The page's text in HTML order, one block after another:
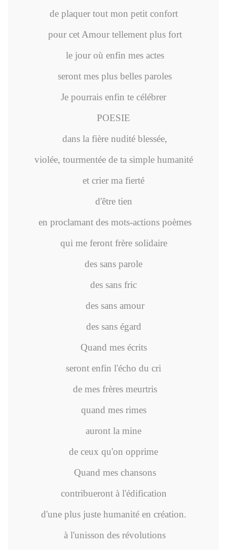
de plaquer tout mon petit confort
pour cet Amour tellement plus fort
le jour où enfin mes actes
seront mes plus belles paroles
Je pourrais enfin te célébrer
POESIE
dans la fière nudité blessée,
violée, tourmentée de ta simple humanité
et crier ma fierté
d'être tien
en proclamant des mots-actions poèmes
qui me feront frère solidaire
des sans parole
des sans fric
des sans amour
des sans égard
Quand mes écrits
seront enfin l'écho du cri
de mes frères meurtris
quand mes rimes
auront la mine
de ceux qu'on opprime
Quand mes chansons
contribueront à l'édification
d'une plus juste humanité en création.
à l'unisson des révolutions